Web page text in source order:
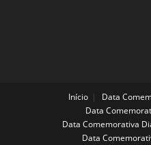
Início
Data
Data
Data Comemorativa
Data